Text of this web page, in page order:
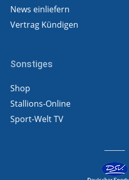
News einliefern
Vertrag Kündigen
Sonstiges
Shop
Stallions-Online
Sport-Welt TV